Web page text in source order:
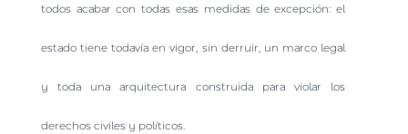
todos acabar con todas esas medidas de excepción: el
estado tiene todavía en vigor, sin derruir, un marco legal
y toda una arquitectura construida para violar los
derechos civiles y políticos.